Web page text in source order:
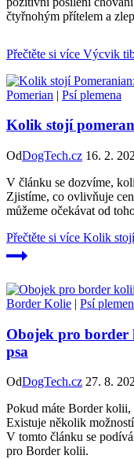
čtyřnohým přítelem a
Přečtěte si více Výcvik
Pomerian | Psí plemena
Kolik stojí
OdDogTech.cz 16. 2.
V článku se dozvíme,
Zjistíme, co ovlivňuje
můžeme očekávat od
Přečtěte si více Kolik
Border Kolie | Psí
Obojek pro border
psa
OdDogTech.cz 27. 8.
Pokud máte Border kolii,
Existuje několik
V tomto článku se
pro Border kolii.